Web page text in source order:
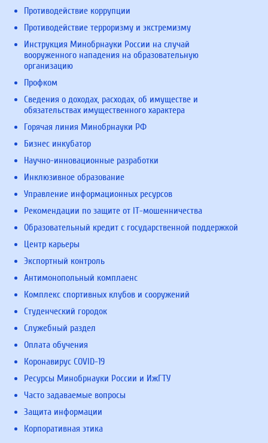
Противодействие коррупции
Противодействие терроризму и экстремизму
Инструкция Минобрнауки России на случай
вооруженного нападения на образовательную
организацию
Профком
Сведения о доходах, расходах, об имуществе и
обязательствах имущественного характера
Горячая линия Минобрнауки РФ
Бизнес инкубатор
Научно-инновационные разработки
Инклюзивное образование
Управление информационных ресурсов
Рекомендации по защите от IT-мошенничества
Образовательный кредит с государственной поддержкой
Центр карьеры
Экспортный контроль
Антимонопольный комплаенс
Комплекс спортивных клубов и сооружений
Студенческий городок
Служебный раздел
Оплата обучения
Коронавирус COVID-19
Ресурсы Минобрнауки России и ИжГТУ
Часто задаваемые вопросы
Защита информации
Корпоративная этика